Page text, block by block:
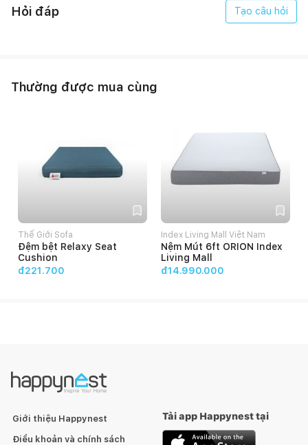
Hỏi đáp Tạo câu hỏi
Thường được mua cùng
Thế Giới Sofa
Đệm bệt Relaxy Seat
Cushion
đ221.700
Index Living Mall Việt Nam
Nệm Mút 6ft ORION Index
Living Mall
đ14.990.000
Giới thiệu Happynest
Điều khoản và chính sách
Tải app Happynest tại